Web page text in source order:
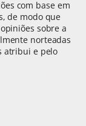
com base em
de modo que
sobre a
norteadas
atribui e pelo